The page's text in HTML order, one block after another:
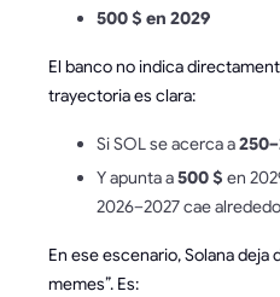
500 $ en 2029
El banco no indica
trayectoria es clara:
Si SOL se acerca a
Y apunta a500 $ en
2026–2027 cae
En ese escenario, Solana deja
memes”. Es: